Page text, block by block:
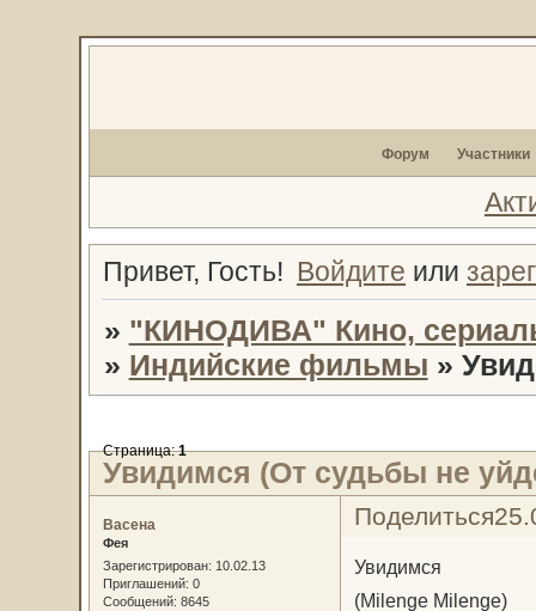
Форум Участники
Привет, Гость! Войдите или
» "КИНОДИВА" Кино,
» Индийские фильмы »
Увидимся (От судьбы не
Страница:1
Поделиться
Васена
Фея
Зарегистрирован: 10.02.13
Приглашений: 0
Сообщений: 8645
Увидимся
(Milenge Milenge)